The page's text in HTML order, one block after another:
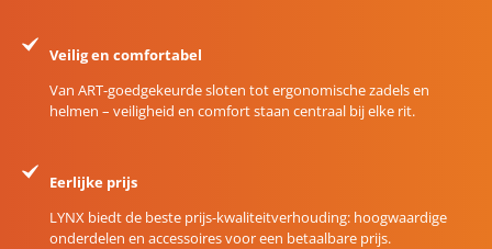
Veilig en comfortabel
Van ART-goedgekeurde sloten tot ergonomische zadels en
helmen – veiligheid en comfort staan centraal bij elke rit.
Eerlijke prijs
LYNX biedt de beste prijs-kwaliteitverhouding: hoogwaardige
onderdelen en accessoires voor een betaalbare prijs.